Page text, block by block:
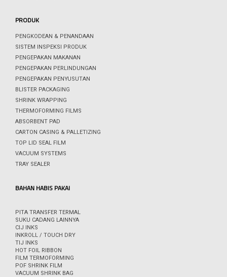
PRODUK
PENGKODEAN & PENANDAAN
SISTEM INSPEKSI PRODUK
PENGEPAKAN MAKANAN
PENGEPAKAN PERLINDUNGAN
PENGEPAKAN PENYUSUTAN
BLISTER PACKAGING
SHRINK WRAPPING
THERMOFORMING FILMS
ABSORBENT PAD
CARTON CASING & PALLETIZING
TOP LID SEAL FILM
VACUUM SYSTEMS
TRAY SEALER
BAHAN HABIS PAKAI
PITA TRANSFER TERMAL
SUKU CADANG LAINNYA
CIJ INKS
INKROLL / TOUCH DRY
TIJ INKS
HOT FOIL RIBBON
FILM TERMOFORMING
POF SHRINK FILM
VACUUM SHRINK BAG